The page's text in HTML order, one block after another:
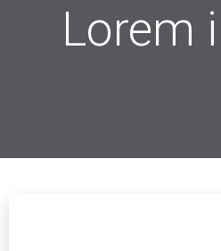
Lorem